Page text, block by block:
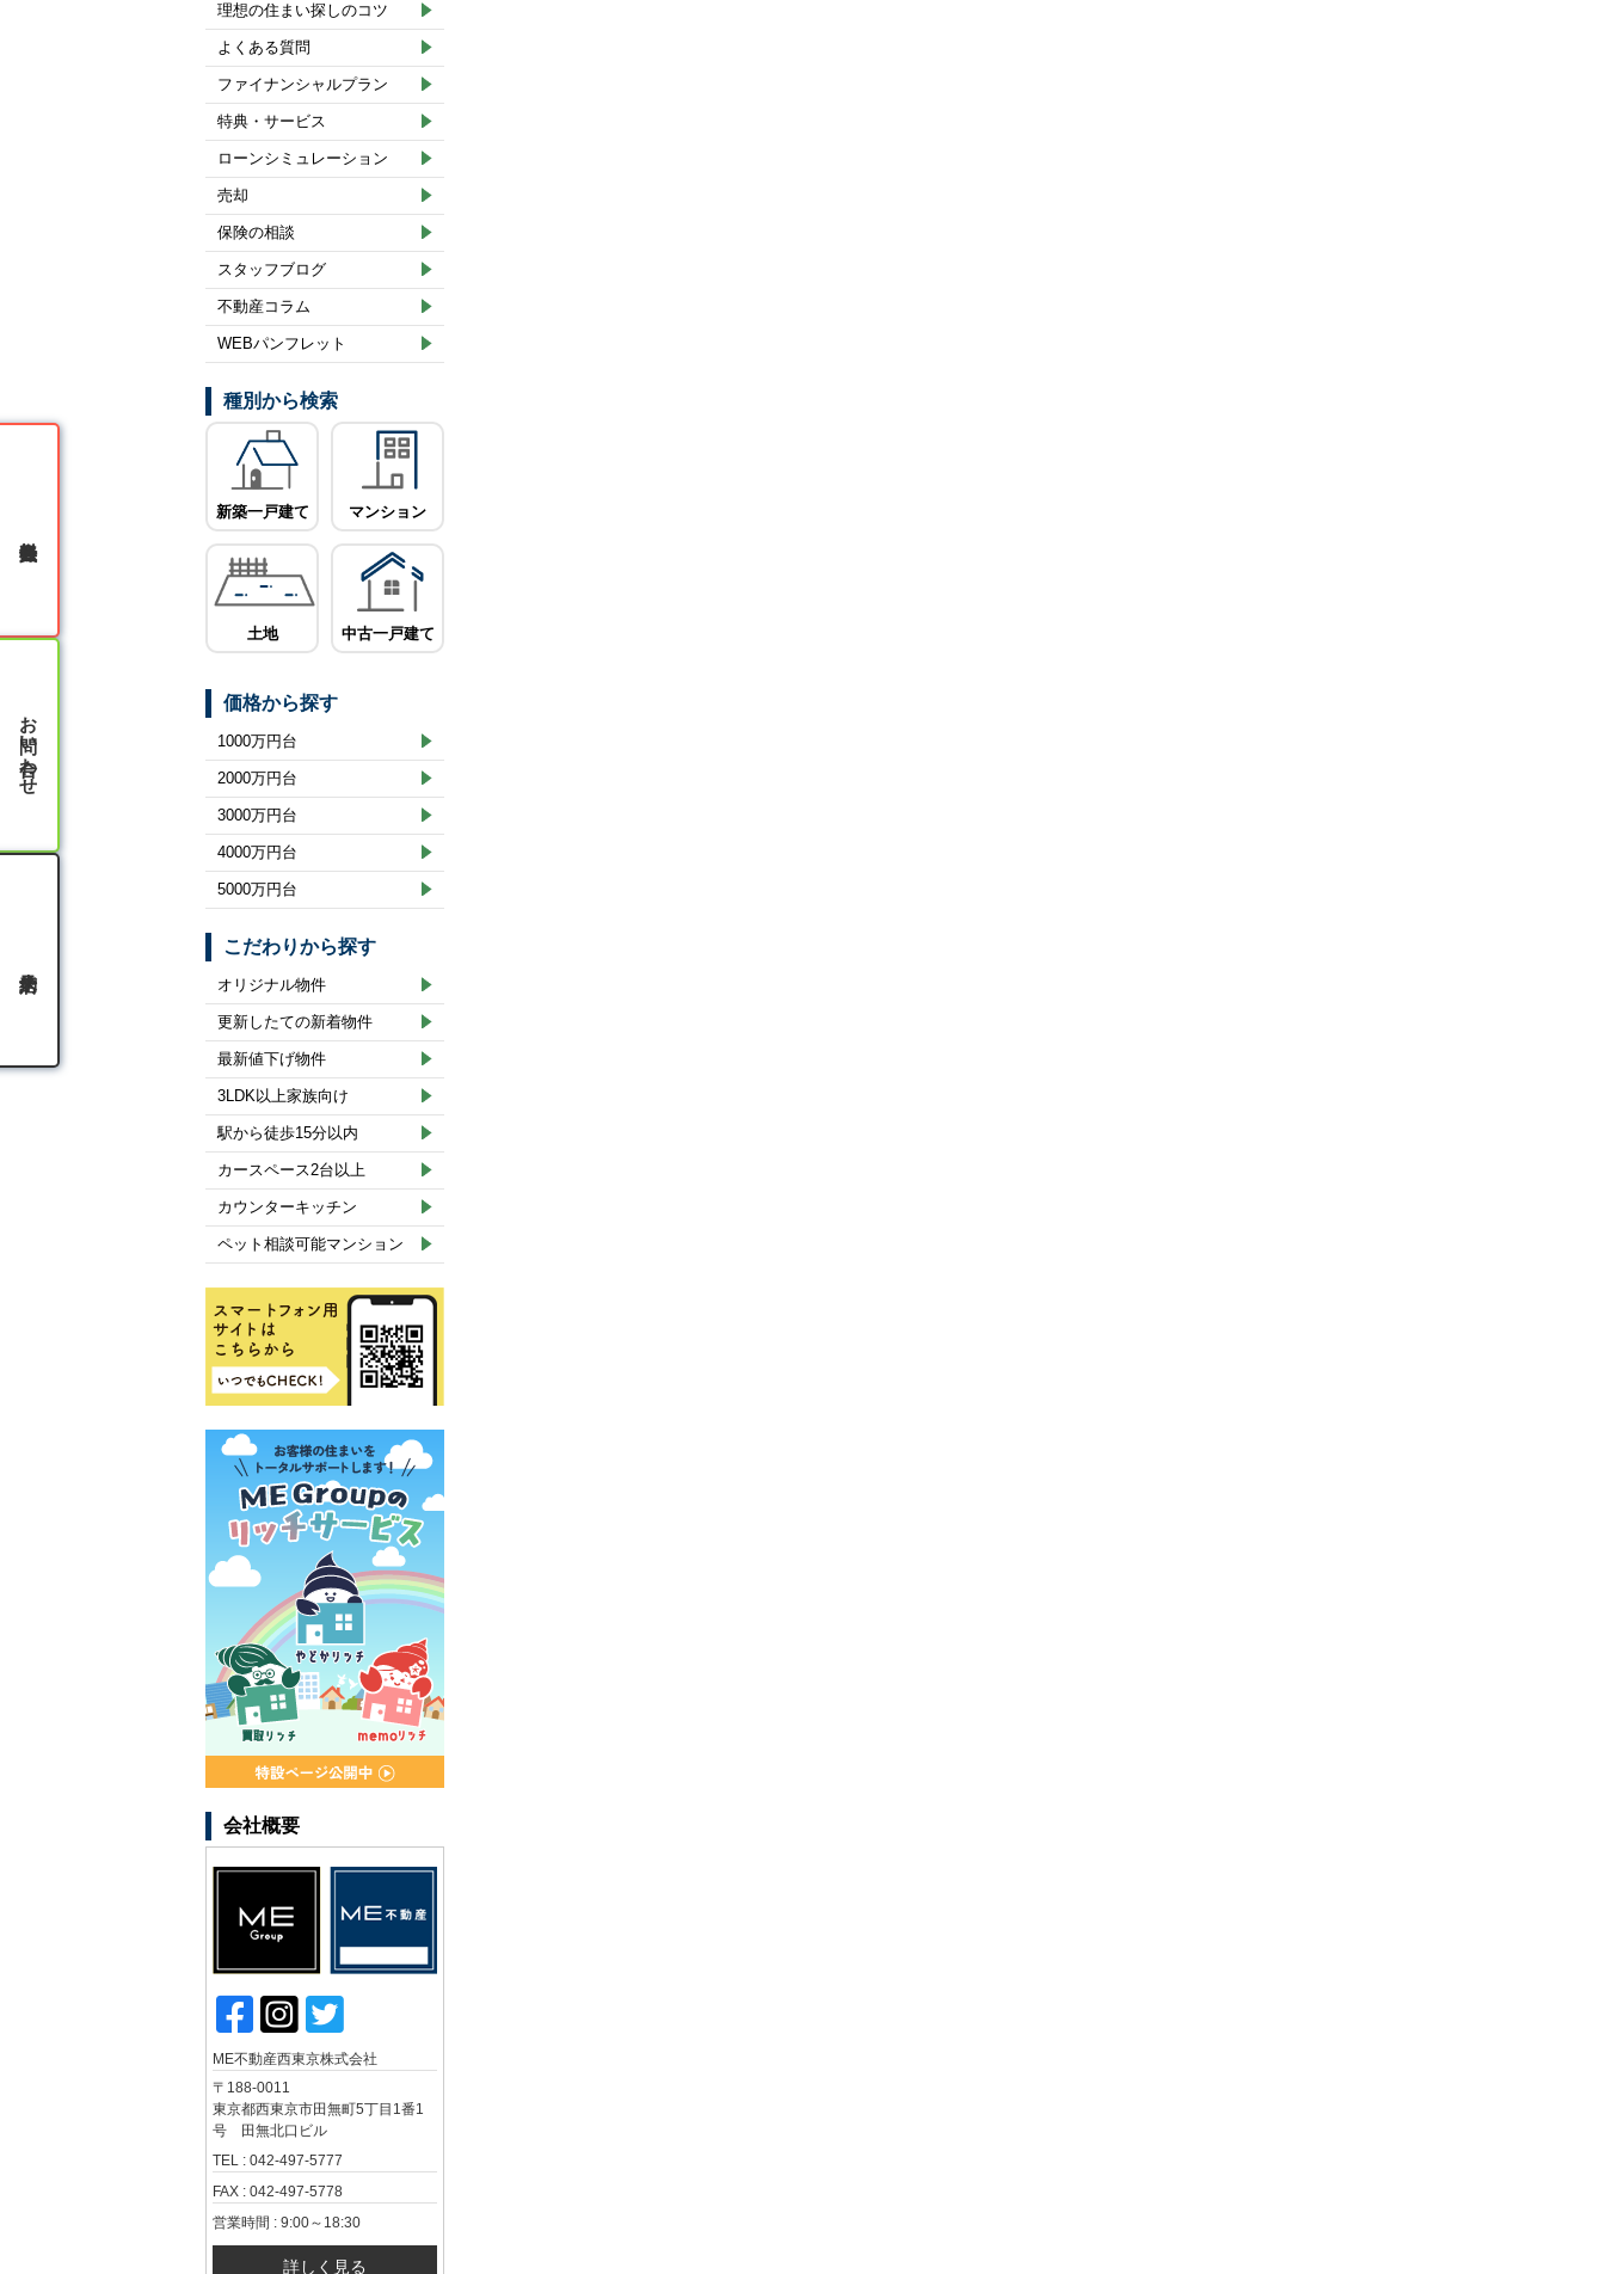
理想の住まい探しのコツ
よくある質問
ファイナンシャルプラン
特典・サービス
ローンシミュレーション
売却
保険の相談
スタッフブログ
不動産コラム
WEBパンフレット
種別から検索
新築一戸建て マンション
土地 中古一戸建て
価格から探す
1000万円台
2000万円台
3000万円台
4000万円台
5000万円台
こだわりから探す
オリジナル物件
更新したての新着物件
最新値下げ物件
3LDK以上家族向け
駅から徒歩15分以内
カースペース2台以上
カウンターキッチン
ペット相談可能マンション
会社概要
ME不動産西東京株式会社
〒188-0011
東京都西東京市田無町5丁目1番1
号 田無北口ビル
TEL : 042-497-5777
FAX : 042-497-5778
営業時間 : 9:00～18:30
詳しく見る
お問い合わせ